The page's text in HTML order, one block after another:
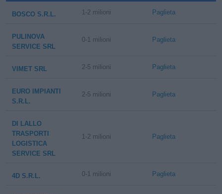
BOSCO S.R.L. 1-2 milioni Paglieta
PULINOVA
SERVICE SRL
0-1 milioni Paglieta
VIMET SRL 2-5 milioni Paglieta
EURO IMPIANTI
S.R.L.
2-5 milioni Paglieta
DI LALLO
TRASPORTI
LOGISTICA
SERVICE SRL
1-2 milioni Paglieta
4D S.R.L. 0-1 milioni Paglieta